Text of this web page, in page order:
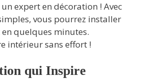
un expert en décoration ! Avec
vous pourrez installer
quelques minutes.
intérieur sans effort !
qui Inspire